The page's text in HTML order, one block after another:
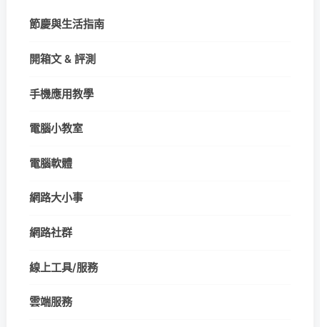
節慶與生活指南
開箱文 & 評測
手機應用教學
電腦小教室
電腦軟體
網路大小事
網路社群
線上工具/服務
雲端服務